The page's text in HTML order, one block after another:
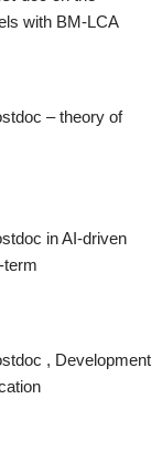
with BM-LCA
– theory of
in AI-driven
term
, Development